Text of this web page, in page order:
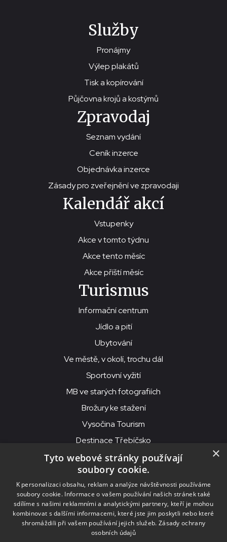
Služby
Pronájmy
Výlep plakátů
Tisk a kopírování
Půjčovna krojů a kostýmů
Zpravodaj
Seznam vydání
Ceník inzerce
Objednávka inzerce
Zásady pro zveřejnění ve zpravodaji
Kalendář akcí
Vstupenky
Akce v tomto týdnu
Akce tento měsíc
Akce příští měsíc
Turismus
Informační centrum
Jídlo a pití
Ubytování
Ve městě, v okolí, trochu dál
Sportovní vyžití
MB ve starých fotografiích
Brožury ke stažení
Vysočina Tourism
Destinace Třebíčsko
© 2026MKS Beseda Mor. Budějovice
MKS Beseda, příspěvková organizace, Purcnerova 62, 676 02
Moravské Budějovice
IČO: 00091758, DIČ: CZ00091758, ID datové schránky: chjn2kd
×
Tyto webové stránky používají
soubory cookie.
K personalizaci obsahu, reklam a analýze návštěvnosti používáme
soubory cookie. Informace o vašem používání našich stránek také
sdílíme s našimi reklamními a analytickými partnery, kteří je mohou
kombinovat s dalšími informacemi, které jste jim poskytli nebo které
shromáždili při vašem používání jejich služeb. Zásady ochrany
osobních údajů